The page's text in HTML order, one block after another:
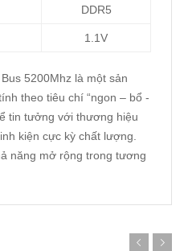
DDR5
1.1V
5200Mhz là một sản
theo tiêu chí “ngon – bổ -
tin tưởng với thương hiệu
kiện cực kỳ chất lượng.
năng mở rộng trong tương